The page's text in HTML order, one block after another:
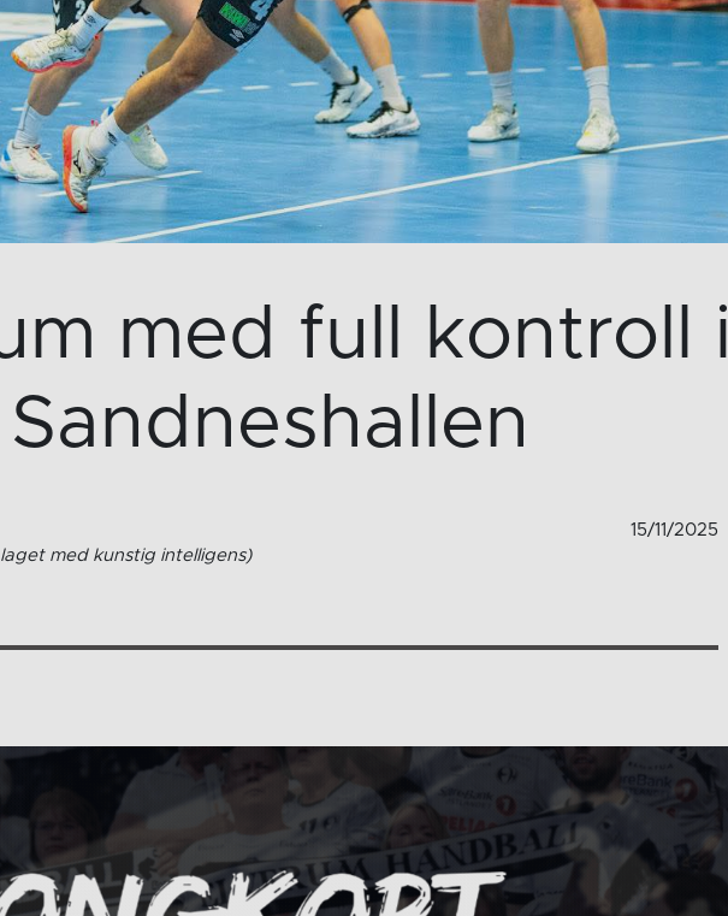
med full kontroll i
Sandneshallen
15/11/2025
med kunstig intelligens)